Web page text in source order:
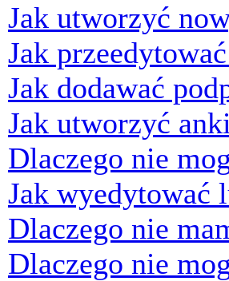
Jak utworzyć
Jak
Jak dodawać
Jak utworzyć
Dlaczego nie
Jak wyedytować
Dlaczego nie
Dlaczego nie